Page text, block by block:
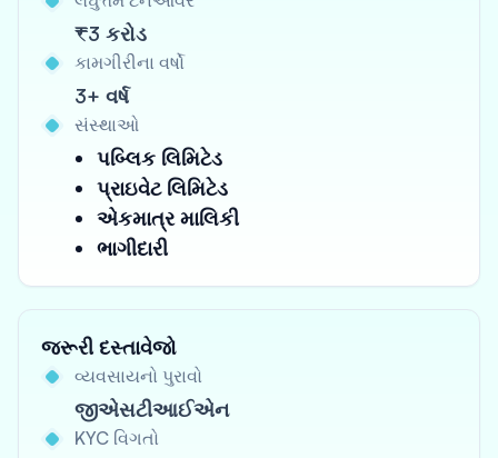
₹3 કરોડ
કામગીરીના વર્ષો
3+ વર્ષ
સંસ્થાઓ
પબ્લિક લિમિટેડ
પ્રાઇવેટ લિમિટેડ
એકમાત્ર માલિકી
ભાગીદારી
જરૂરી દસ્તાવેજો
વ્યવસાયનો પુરાવો
જીએસટીઆઈએન
KYC વિગતો